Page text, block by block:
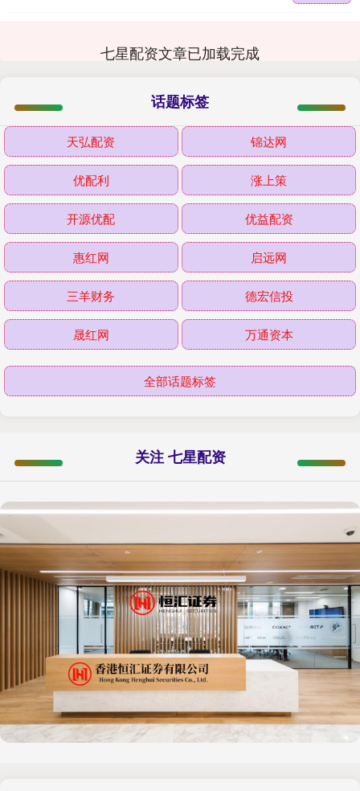
七星配资文章已加载完成
话题标签
天弘配资 锦达网
优配利 涨上策
开源优配 优益配资
惠红网 启远网
三羊财务 德宏信投
晟红网 万通资本
全部话题标签
关注 七星配资